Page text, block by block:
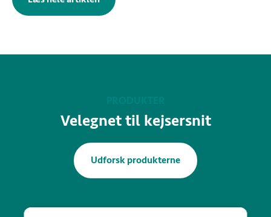
Velegnet til kejsersnit
Udforsk produkterne